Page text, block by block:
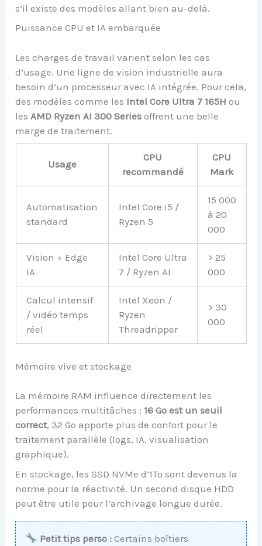
s’il existe des modèles allant bien au-delà.
Puissance CPU et IA embarquée
Les charges de travail varient selon les cas
d’usage. Une ligne de vision industrielle aura
besoin d’un processeur avec IA intégrée. Pour cela,
des modèles comme les Intel Core Ultra 7 165H ou
les AMD Ryzen AI 300 Series offrent une belle
marge de traitement.
Usage
CPU
recommandé
CPU
Mark
Automatisation
standard
Intel Core i5 /
Ryzen 5
15 000
à 20
000
Vision + Edge
IA
Intel Core Ultra
7 / Ryzen AI
> 25
000
Calcul intensif
/ vidéo temps
réel
Intel Xeon /
Ryzen
Threadripper
> 30
000
Mémoire vive et stockage
La mémoire RAM influence directement les
performances multitâches : 16 Go est un seuil
correct, 32 Go apporte plus de confort pour le
traitement parallèle (logs, IA, visualisation
graphique).
En stockage, les SSD NVMe d’1To sont devenus la
norme pour la réactivité. Un second disque HDD
peut être utile pour l’archivage longue durée.
Petit tips perso :Certains boîtiers